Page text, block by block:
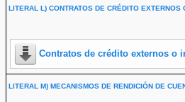
LITERAL L) CONTRATOS DE CRÉDITO EXTERNOS
Contratos de crédito externos o
LITERAL M) MECANISMOS DE RENDICIÓN DE